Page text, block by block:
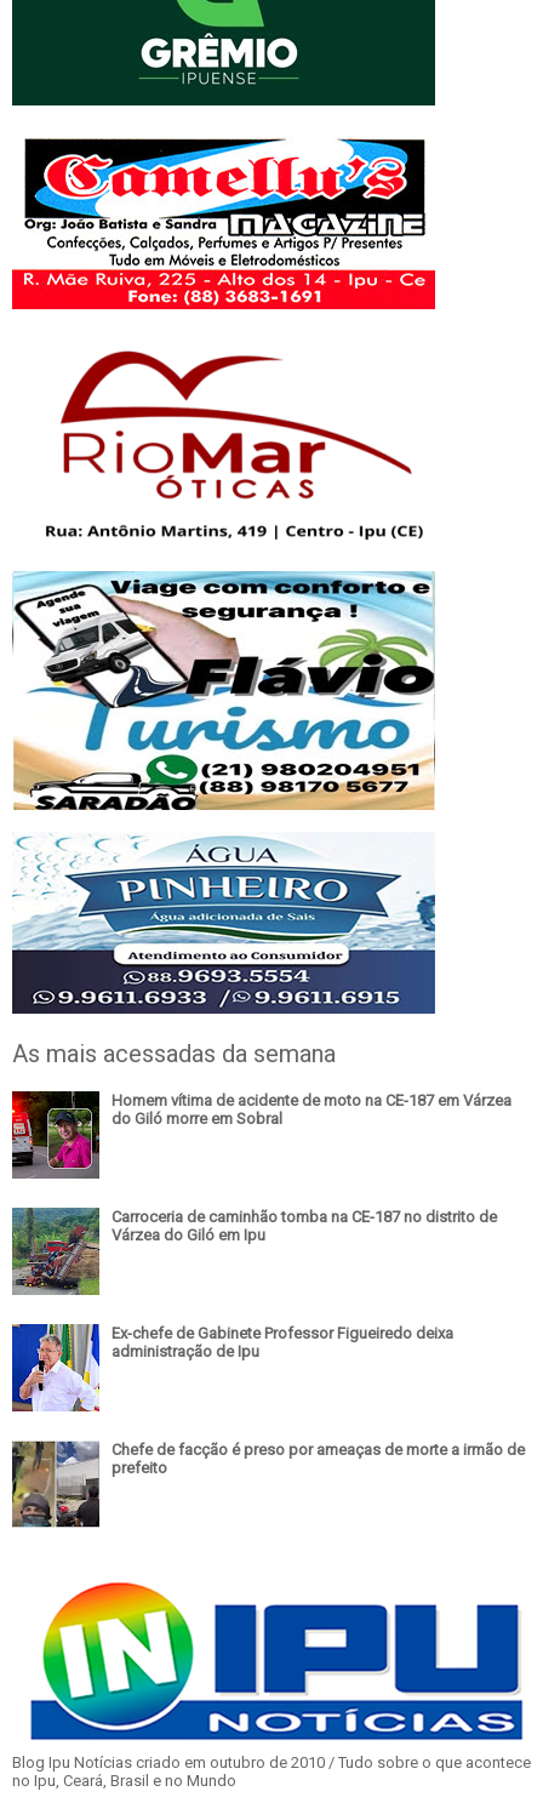
As mais acessadas da semana
Homem vítima de acidente de moto na CE-187 em Várzea
do Giló morre em Sobral
Carroceria de caminhão tomba na CE-187 no distrito de
Várzea do Giló em Ipu
Ex-chefe de Gabinete Professor Figueiredo deixa
administração de Ipu
Chefe de facção é preso por ameaças de morte a irmão de
prefeito
Blog Ipu Notícias criado em outubro de 2010 / Tudo sobre o que acontece
no Ipu, Ceará, Brasil e no Mundo